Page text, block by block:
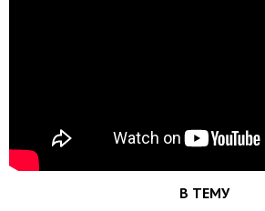
В ТЕМУ